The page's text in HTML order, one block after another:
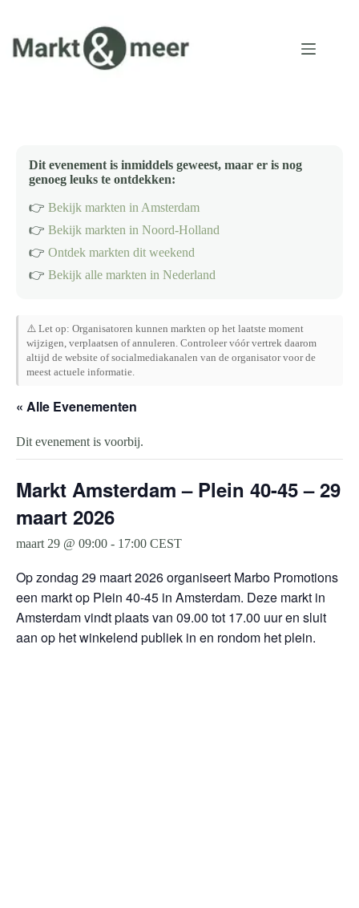
inhoud
Dit evenement is inmiddels geweest, maar er is nog
genoeg leuks te ontdekken:
👉 Bekijk markten in Amsterdam
👉 Bekijk markten in Noord-Holland
👉 Ontdek markten dit weekend
👉 Bekijk alle markten in Nederland
⚠️ Let op: Organisatoren kunnen markten op het laatste moment
wijzigen, verplaatsen of annuleren. Controleer vóór vertrek daarom
altijd de website of socialmediakanalen van de organisator voor de
meest actuele informatie.
« Alle Evenementen
Dit evenement is voorbij.
Markt Amsterdam – Plein 40-45 – 29
maart 2026
maart 29 @ 09:00 - 17:00 CEST
Op zondag 29 maart 2026 organiseert Marbo Promotions
een markt op Plein 40-45 in Amsterdam. Deze markt in
Amsterdam vindt plaats van 09.00 tot 17.00 uur en sluit
aan op het winkelend publiek in en rondom het plein.